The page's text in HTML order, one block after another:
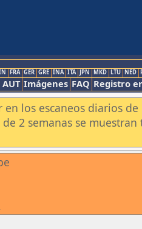
FRA GER GRE INA ITA JPN MKD LTU NED
Imágenes FAQ Registro
los escaneos diarios
2 semanas se